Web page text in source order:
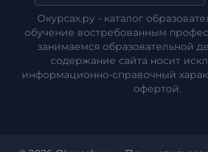
Окурсах.ру - каталог
обучение востребованным
занимаемся образовательной
содержание сайта носит
информационно-справочный
офертой.